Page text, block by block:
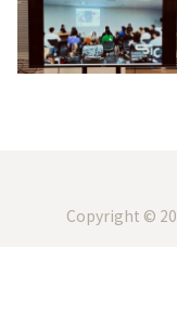
Copyright ©